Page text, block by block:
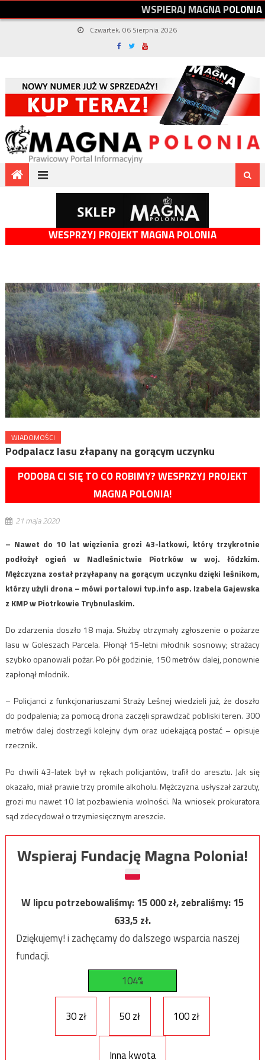
WSPIERAJMAGNAPOLONIA
Czwartek, 06 Sierpnia 2026
WESPRZYJ PROJEKT MAGNA POLONIA
WIADOMOŚCI
Podpalacz lasu złapany na gorącym uczynku
PODOBA CI SIĘ TO CO ROBIMY? WESPRZYJ PROJEKT
MAGNA POLONIA!
21 maja 2020
– Nawet do 10 lat więzienia grozi 43-latkowi, który trzykrotnie
podłożył ogień w Nadleśnictwie Piotrków w woj. łódzkim.
Mężczyzna został przyłapany na gorącym uczynku dzięki leśnikom,
którzy użyli drona – mówi portalowi tvp.info asp. Izabela Gajewska
z KMP w Piotrkowie Trybnulaskim.
Do zdarzenia doszło 18 maja. Służby otrzymały zgłoszenie o pożarze
lasu w Goleszach Parcela. Płonął 15-letni młodnik sosnowy; strażacy
szybko opanowali pożar. Po pół godzinie, 150 metrów dalej, ponownie
zapłonął młodnik.
– Policjanci z funkcjonariuszami Straży Leśnej wiedzieli już, że doszło
do podpalenia; za pomocą drona zaczęli sprawdzać pobliski teren. 300
metrów dalej dostrzegli kolejny dym oraz uciekającą postać – opisuje
rzecznik.
Po chwili 43-latek był w rękach policjantów, trafił do aresztu. Jak się
okazało, miał prawie trzy promile alkoholu. Mężczyzna usłyszał zarzuty,
grozi mu nawet 10 lat pozbawienia wolności. Na wniosek prokuratora
sąd zdecydował o trzymiesięcznym areszcie.
Wspieraj Fundację Magna Polonia!
W lipcu potrzebowaliśmy:15 000zł, zebraliśmy:15
633,5zł.
Dziękujemy! i zachęcamy do dalszego wsparcia naszej
fundacji.
104%
30 zł 50 zł 100 zł
Inna kwota